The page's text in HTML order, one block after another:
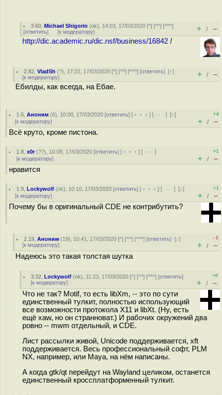
3.60 ,Michael Shigorin (ok), 14:03, 17/03/2020 [^] [^^] [^^^]
[ответить] [к модератору] + / –
http://dic.academic.ru/dic.nsf/business/16842 !
2.82 ,VladSh (?), 17:22, 17/03/2020 [^] [^^] [^^^] [ответить][↑]
[к модератору] + / –
Ебилды, как всегда, на Ебае.
1.6 ,Аноним (6), 10:00, 17/03/2020 [ответить] [ ﹢﹢﹢] [ · · ·][↑]
[к модератору]
+4
+ / –
Всё круто, кроме пистона.
1.8 ,x0r(??), 10:09, 17/03/2020 [ответить] [ ﹢﹢﹢] [ · · ·]
[к модератору]
+1
+ / –
нравится
1.9 ,Lockywolf (ok), 10:10, 17/03/2020 [ответить] [ ﹢﹢﹢] [ · · ·][↓]
[к модератору]
+1
+ / –
Почему бы в оригинальный CDE не контрибутить?
2.19 ,Аноним (19), 10:41, 17/03/2020 [^] [^^] [^^^] [ответить][↓]
[к модератору]
–1
+ / –
Надеюсь это такая толстая шутка
3.32 ,Lockywolf (ok), 11:23, 17/03/2020 [^] [^^] [^^^] [ответить]
[к модератору]
+6
+ / –
Что не так? Motif, то есть libXm, -- это по сути
единственный тулкит, полностью использующий
все возможности протокола X11 и libXt. (Ну, есть
ещё xaw, но он странноват.) И рабочих окружений два
ровно -- mwm отдельный, и CDE.
Лист рассылки живой, Unicode поддерживается, xft
поддерживается. Весь профессиональный софт, PLM
NX, например, или Maya, на нём написаны.
А когда gtk/qt перейдут на Wayland целиком, останется
единственный кроссплатформенный тулкит.